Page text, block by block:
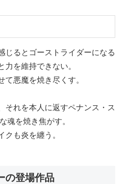
じるとゴーストライダーになる
力を維持できない。
て悪魔を焼き尽くす。
それを本人に返すペナンス・ス
魂を焼き焦がす。
クも炎を纏う。
の登場作品